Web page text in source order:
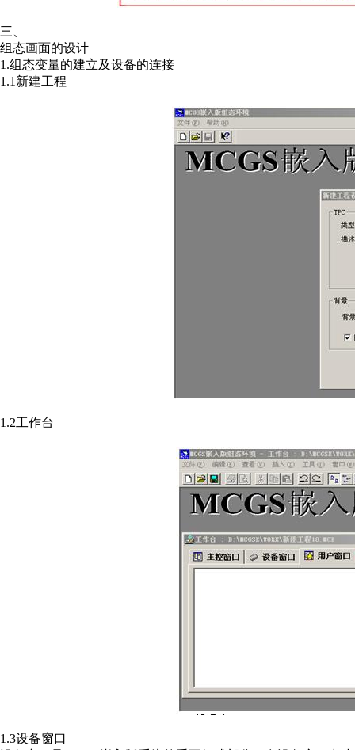
三、
组态画面的设计
1.组态变量的建立及设备的连接
1.1新建工程
1.2工作台
1.3设备窗口